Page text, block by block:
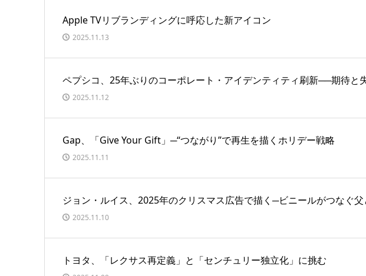
Apple TVリブランディングに呼応した新アイコン
2025.11.13
ペプシコ、25年ぶりのコーポレート・アイデンティティ刷新──期待と
2025.11.12
Gap、「Give Your Gift」─“つながり”で再生を描くホリデー戦略
2025.11.11
ジョン・ルイス、2025年のクリスマス広告で描く─ビニールがつなぐ
2025.11.10
トヨタ、「レクサス再定義」と「センチュリー独立化」に挑む